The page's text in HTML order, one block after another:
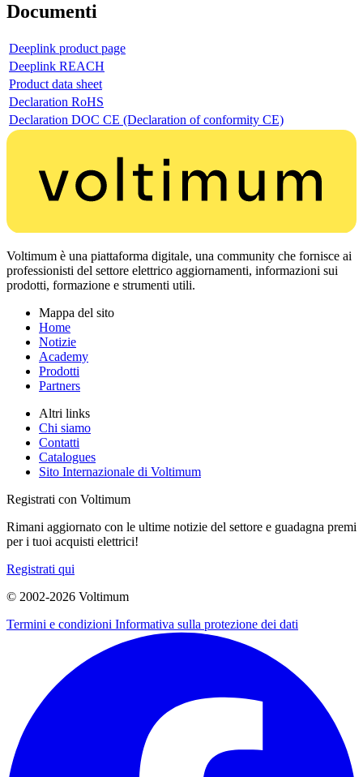
Documenti
Deeplink product page
Deeplink REACH
Product data sheet
Declaration RoHS
Declaration DOC CE (Declaration of conformity CE)
Voltimum è una piattaforma digitale, una community che fornisce ai
professionisti del settore elettrico aggiornamenti, informazioni sui
prodotti, formazione e strumenti utili.
Mappa del sito
Home
Notizie
Academy
Prodotti
Partners
Altri links
Chi siamo
Contatti
Catalogues
Sito Internazionale di Voltimum
Registrati con Voltimum
Rimani aggiornato con le ultime notizie del settore e guadagna premi
per i tuoi acquisti elettrici!
Registrati qui
© 2002-2026 Voltimum
Termini e condizioni Informativa sulla protezione dei dati